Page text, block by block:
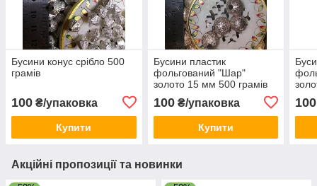
Бусини конус срібло 500
грамів
100 ₴/упаковка
Купити
Бусини пластик
фольгований "Шар"
золото 15 мм 500 грамів
100₴/упаковка
Купити
100
Акційні пропозиції та новинки